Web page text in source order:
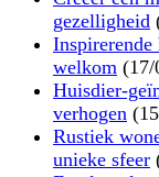
gezelligheid
Inspirerende
welkom (17/
Huisdier-
verhogen
Rustiek
unieke sfeer